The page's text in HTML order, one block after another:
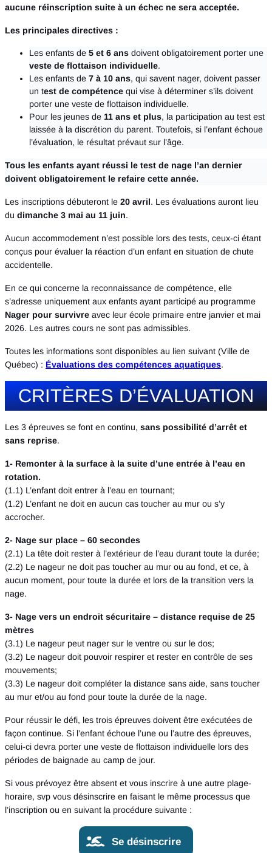
aucune réinscription suite à un échec ne sera acceptée.
Les principales directives :
Les enfants de 5 et 6 ans doivent obligatoirement porter une
veste de flottaison individuelle.
Les enfants de 7 à 10 ans, qui savent nager, doivent passer
un test de compétence qui vise à déterminer s’ils doivent
porter une veste de flottaison individuelle.
Pour les jeunes de 11 ans et plus, la participation au test est
laissée à la discrétion du parent. Toutefois, si l’enfant échoue
l’évaluation, le résultat prévaut sur l’âge.
Tous les enfants ayant réussi le test de nage l’an dernier
doivent obligatoirement le refaire cette année.
Les inscriptions débuteront le 20 avril. Les évaluations auront lieu
du dimanche 3 mai au 11 juin.
Aucun accommodement n’est possible lors des tests, ceux-ci étant
conçus pour évaluer la réaction d’un enfant en situation de chute
accidentelle.
En ce qui concerne la reconnaissance de compétence, elle
s’adresse uniquement aux enfants ayant participé au programme
Nager pour survivre avec leur école primaire entre janvier et mai
2026. Les autres cours ne sont pas admissibles.
Toutes les informations sont disponibles au lien suivant (Ville de
Québec) : Évaluations des compétences aquatiques.
CRITÈRES D’ÉVALUATION
Les 3 épreuves se font en continu, sans possibilité d’arrêt et
sans reprise.
1- Remonter à la surface à la suite d’une entrée à l’eau en
rotation.
(1.1) L’enfant doit entrer à l’eau en tournant;
(1.2) L’enfant ne doit en aucun cas toucher au mur ou s’y
accrocher.
2- Nage sur place – 60 secondes
(2.1) La tête doit rester à l’extérieur de l’eau durant toute la durée;
(2.2) Le nageur ne doit pas toucher au mur ou au fond, et ce, à
aucun moment, pour toute la durée et lors de la transition vers la
nage.
3- Nage vers un endroit sécuritaire – distance requise de 25
mètres
(3.1) Le nageur peut nager sur le ventre ou sur le dos;
(3.2) Le nageur doit pouvoir respirer et rester en contrôle de ses
mouvements;
(3.3) Le nageur doit compléter la distance sans aide, sans toucher
au mur et/ou au fond pour toute la durée de la nage.
Pour réussir le défi, les trois épreuves doivent être exécutées de
façon continue. Si l’enfant échoue l’une ou l’autre des épreuves,
celui-ci devra porter une veste de flottaison individuelle lors des
périodes de baignade au camp de jour.
Si vous prévoyez être absent et vous inscrire à une autre plage-
horaire, svp vous désinscrire en faisant le même processus que
l’inscription ou en suivant la procédure suivante :
Se désinscrire